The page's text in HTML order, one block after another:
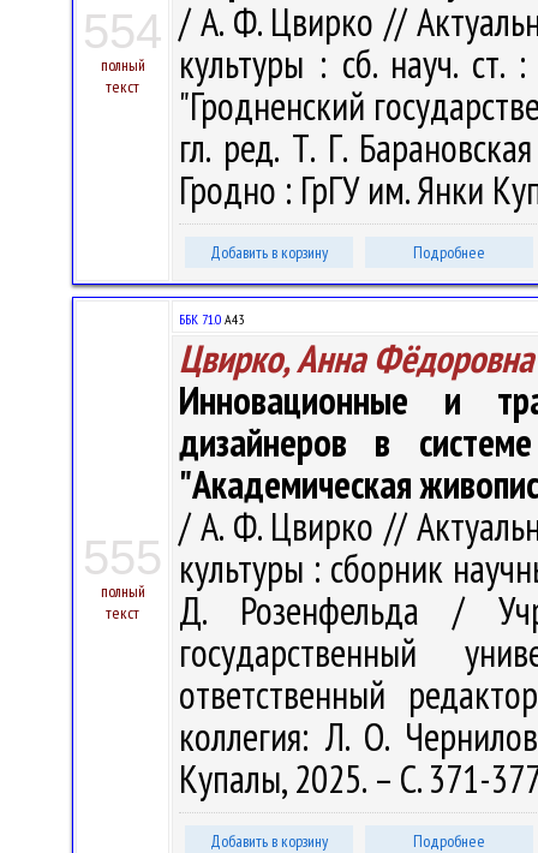
554
полный
текст
/ А. Ф. Цвирко //
культуры : сб. науч.
"Гродненский
гл. ред. Т. Г.
Гродно : ГрГУ им. Янки
Добавить в корзину Подробнее
555
полный
текст
ББК 71.0 А43
Цвирко, Анна Фёдоровна
Инновационные и
дизайнеров в
"Академическая
/ А. Ф. Цвирко //
культуры : сборник
Д. Розенфельда /
государственный
ответственный
коллегия: Л. О.
Купалы, 2025. – С. 371-
Добавить в корзину Подробнее